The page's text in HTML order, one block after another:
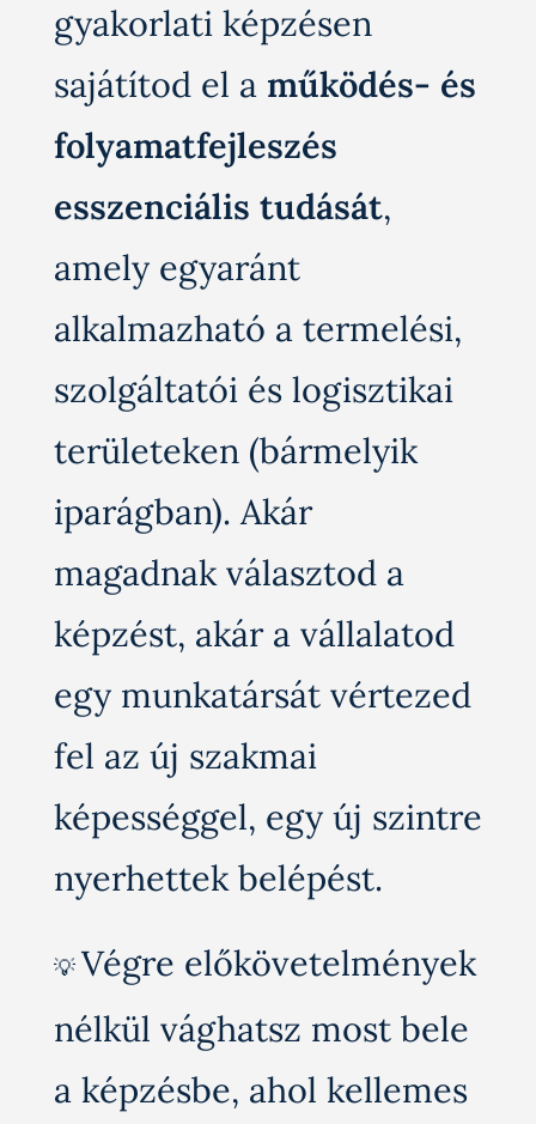
gyakorlati képzésen
sajátítod el a működés- és
folyamatfejleszés
esszenciális tudását,
amely egyaránt
alkalmazható a termelési,
szolgáltatói és logisztikai
területeken (bármelyik
iparágban). Akár
magadnak választod a
képzést, akár a vállalatod
egy munkatársát vértezed
fel az új szakmai
képességgel, egy új szintre
nyerhettek belépést.
💡 Végre előkövetelmények
nélkül vághatsz most bele
a képzésbe, ahol kellemes